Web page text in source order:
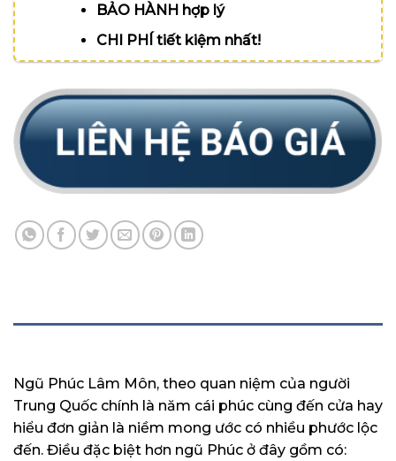
BẢO HÀNH hợp lý
CHI PHÍ tiết kiệm nhất!
Ngũ Phúc Lâm Môn, theo quan niệm của người
Trung Quốc chính là năm cái phúc cùng đến cửa hay
hiểu đơn giản là niềm mong ước có nhiều phước lộc
đến. Điều đặc biệt hơn ngũ Phúc ở đây gồm có: